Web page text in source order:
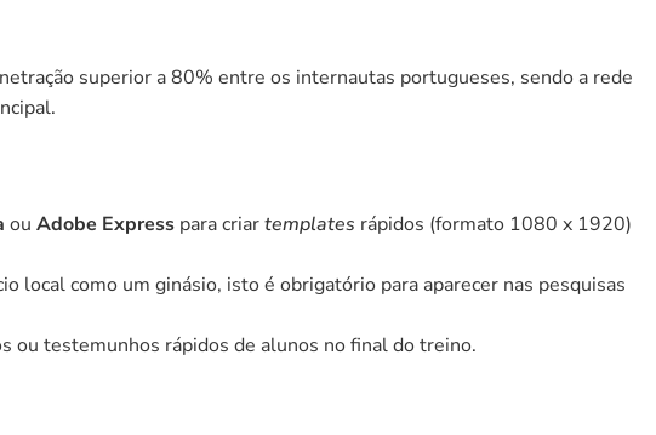
superior a 80% entre os internautas portugueses, sendo a rede
ou Adobe Express para criar templates rápidos (formato 1080 x 1920)
local como um ginásio, isto é obrigatório para aparecer nas pesquisas
ou testemunhos rápidos de alunos no final do treino.